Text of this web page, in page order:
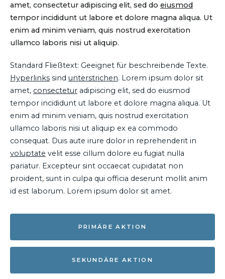
amet, consectetur adipiscing elit, sed do eiusmod
tempor incididunt ut labore et dolore magna aliqua. Ut
enim ad minim veniam, quis nostrud exercitation
ullamco laboris nisi ut aliquip.
Standard Fließtext: Geeignet für beschreibende Texte.
Hyperlinks sind unterstrichen. Lorem ipsum dolor sit
amet, consectetur adipiscing elit, sed do eiusmod
tempor incididunt ut labore et dolore magna aliqua. Ut
enim ad minim veniam, quis nostrud exercitation
ullamco laboris nisi ut aliquip ex ea commodo
consequat. Duis aute irure dolor in reprehenderit in
voluptate velit esse cillum dolore eu fugiat nulla
pariatur. Excepteur sint occaecat cupidatat non
proident, sunt in culpa qui officia deserunt mollit anim
id est laborum. Lorem ipsum dolor sit amet.
PRIMÄRE AKTION
SEKUNDÄRE AKTION